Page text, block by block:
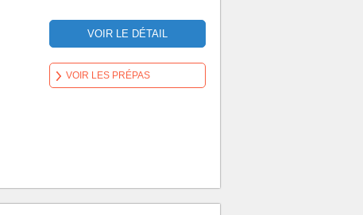
VOIR LE DÉTAIL
VOIR LES PRÉPAS